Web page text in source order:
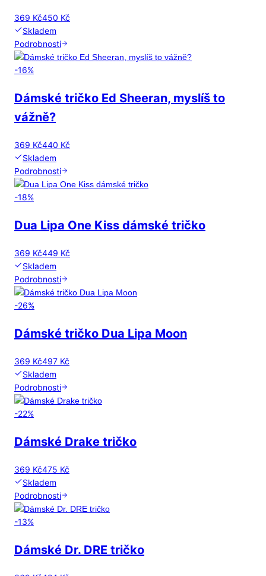
369 Kč450 Kč
Skladem
Podrobnosti
-16%
Dámské tričko Ed Sheeran, myslíš to
vážně?
369 Kč440 Kč
Skladem
Podrobnosti
-18%
Dua Lipa One Kiss dámské tričko
369 Kč449 Kč
Skladem
Podrobnosti
-26%
Dámské tričko Dua Lipa Moon
369 Kč497 Kč
Skladem
Podrobnosti
-22%
Dámské Drake tričko
369 Kč475 Kč
Skladem
Podrobnosti
-13%
Dámské Dr. DRE tričko